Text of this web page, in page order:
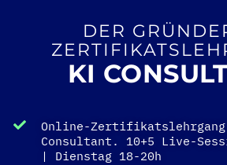
DER
KI
Online-Zertifikatslehrgang
Consultant. 10+5 Live-
| Dienstag 18-20h